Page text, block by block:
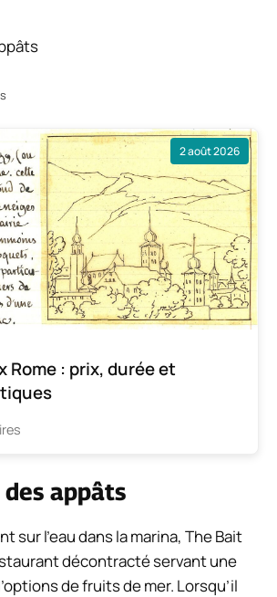
2 août 2026
Rome : prix, durée et
appâts
sur l’eau dans la marina, The Bait
décontracté servant une
de fruits de mer. Lorsqu’il